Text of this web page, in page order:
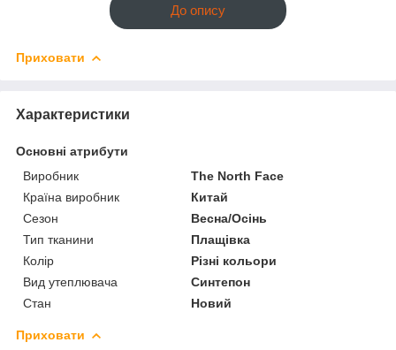
До опису
Приховати
Характеристики
Основні атрибути
Виробник
The North Face
Країна виробник
Китай
Сезон
Весна/Осінь
Тип тканини
Плащівка
Колір
Різні кольори
Вид утеплювача
Синтепон
Стан
Новий
Приховати